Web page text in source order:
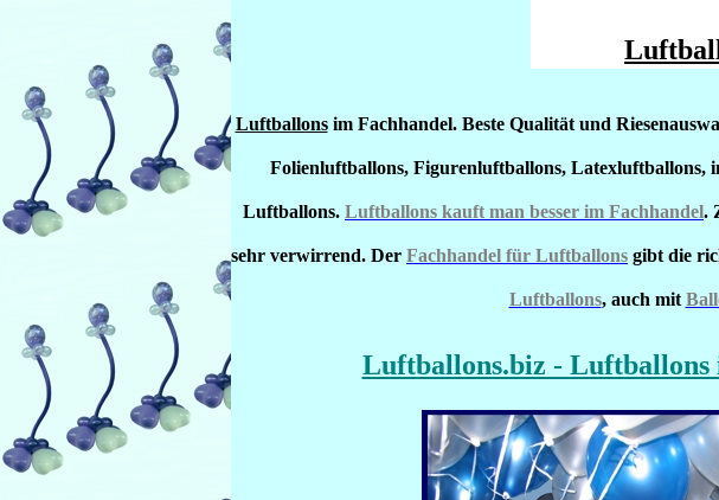
Luftballonsim Fachhandel. Beste Qualität und
Folienluftballons, Figurenluftballons, Latexluftballons,
Luftballons. Luftballons kauft man besser im Fachhandel.
sehr verwirrend. Der Fachhandel für Luftballons gibt die
Luftballons, auch mit
Luftballons.biz - Luftballons